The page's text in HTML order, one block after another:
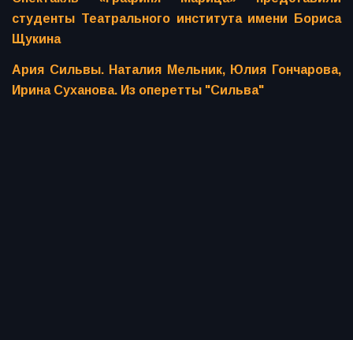
студенты Театрального института имени Бориса
Щукина
Ария Сильвы. Наталия Мельник, Юлия Гончарова,
Ирина Суханова. Из оперетты "Сильва"